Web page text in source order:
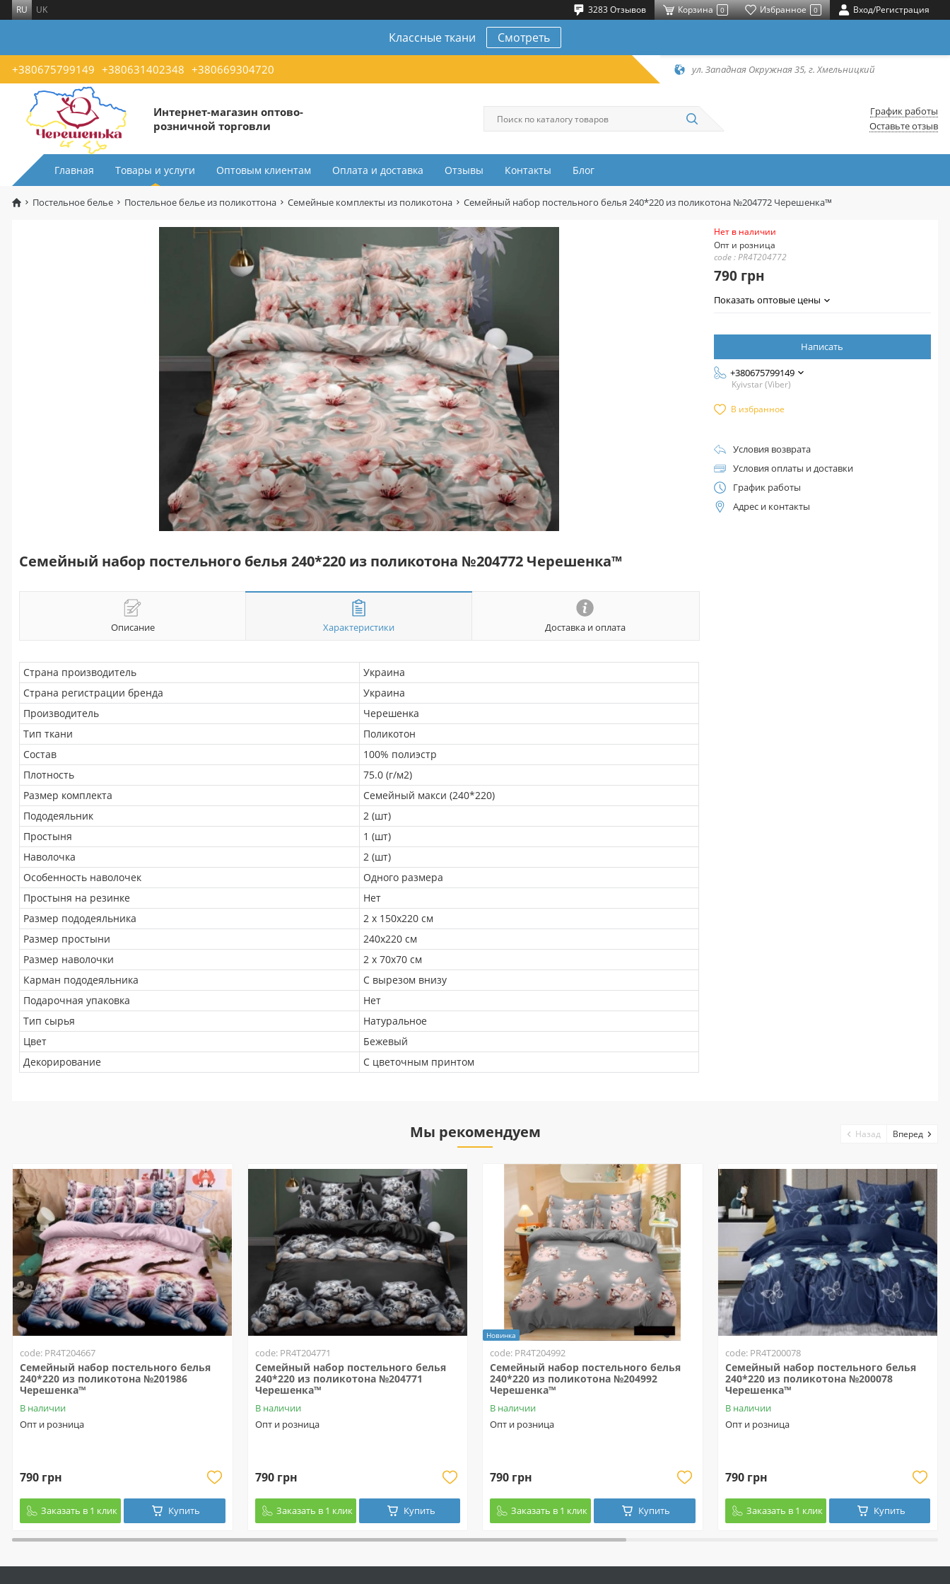
RU UK 3283 Отзывов Корзина 0 Избранное 0 Вход/Регистрация
Классные ткани Смотреть
+380675799149 +380631402348 +380669304720 ул. Западная Окружная 35, г. Хмельницкий
Интернет-магазин оптово-
розничной торговли
График работы
Оставьте отзыв
Главная Товары и услуги Оптовым клиентам Оплата и доставка Отзывы Контакты Блог
Постельное белье Постельное белье из поликоттона Семейные комплекты из поликотона Семейный набор постельного белья 240*220 из поликотона №204772 Черешенка™
Семейный набор постельного белья 240*220 из поликотона №204772 Черешенка™
Описание Характеристики Доставка и оплата
Страна производитель
Украина
Страна регистрации бренда
Украина
Производитель
Черешенка
Тип ткани
Поликотон
Состав
100% полиэстр
Плотность
75.0 (г/м2)
Размер комплекта
Семейный макси (240*220)
Пододеяльник
2 (шт)
Простыня
1 (шт)
Наволочка
2 (шт)
Особенность наволочек
Одного размера
Простыня на резинке
Нет
Размер пододеяльника
2 х 150х220 см
Размер простыни
240х220 см
Размер наволочки
2 х 70х70 см
Карман пододеяльника
С вырезом внизу
Подарочная упаковка
Нет
Тип сырья
Натуральное
Цвет
Бежевый
Декорирование
С цветочным принтом
Нет в наличии
Опт и розница
code : PR4T204772
790 грн
Показать оптовые цены
Написать
+380675799149
Kyivstar (Viber)
В избранное
Условия возврата
Условия оплаты и доставки
График работы
Адрес и контакты
Мы рекомендуем
code: PR4T204667
Семейный набор постельного белья
240*220 из поликотона №201986
Черешенка™
В наличии
Опт и розница
790 грн
Заказать в 1 клик Купить
code: PR4T204771
Семейный набор постельного белья
240*220 из поликотона №204771
Черешенка™
В наличии
Опт и розница
790 грн
Заказать в 1 клик Купить
Новинка
code: PR4T204992
Семейный набор постельного белья
240*220 из поликотона №204992
Черешенка™
В наличии
Опт и розница
790 грн
Заказать в 1 клик Купить
code: PR4T200078
Семейный набор постельного белья
240*220 из поликотона №200078
Черешенка™
В наличии
Опт и розница
790 грн
Заказать в 1 клик Купить
Назад Вперед